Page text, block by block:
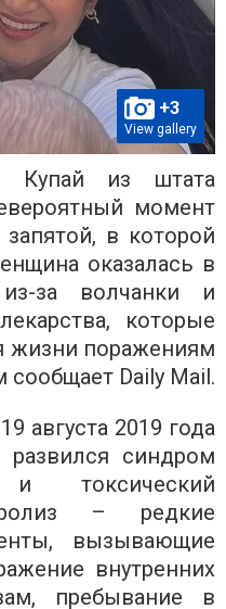
+3
View gallery
Купай из штата
момент
в которой
оказалась в
за волчанки и
которые
жизни поражениям
сообщает Daily Mail.
августа 2019 года
синдром
и токсический
– редкие
вызывающие
внутренних
пребывание в